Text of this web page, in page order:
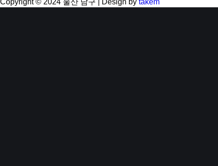
Copyright © 2024 울산 남구 | Design by takem